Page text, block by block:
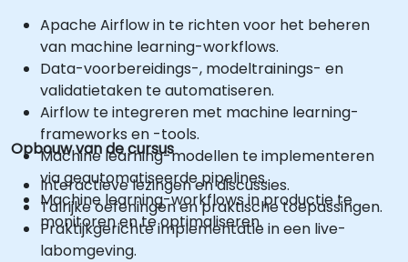
Apache Airflow in te richten voor het beheren
van machine learning-workflows.
Data-voorbereidings-, modeltrainings- en
validatietaken te automatiseren.
Airflow te integreren met machine learning-
frameworks en -tools.
Machine learning-modellen te implementeren
via geautomatiseerde pipelines.
Machine learning-workflows in productie te
monitoren en te optimaliseren.
Opbouw van de cursus
Interactieve lezingen en discussies.
Talrijke oefeningen en praktische toepassingen.
Praktijkgerichte implementatie in een live-
labomgeving.